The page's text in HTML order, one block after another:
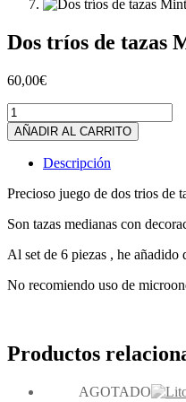
Dos tríos de tazas
60,00€
Dos
tríos
de
tazas
Minton
verdes
AÑADIR AL CARRITO
Descripción
Precioso juego de dos trios de
Son tazas medianas con
Al set de 6 piezas , he añadido
No recomiendo uso de
Productos
AGOTADO